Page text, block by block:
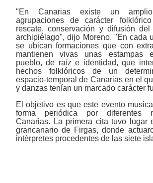
"En Canarias existe un
agrupaciones de carácter
rescate, conservación y difusión del
archipiélago", dijo Moreno. "En cada
se ubican formaciones que con
mantienen vivas unas estampas
pueblo, de raíz e identidad, que
hechos folklóricos de un
espacio-temporal de Canarias en el
y danzas tenían un marcado carácter
El objetivo es que este evento
forma periódica por diferentes
Canarias. La primera cita tuvo lugar
grancanario de Firgas, donde
intérpretes procedentes de las siete